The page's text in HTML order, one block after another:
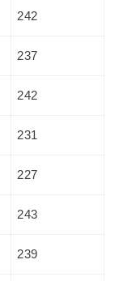
242
237
242
231
227
243
239